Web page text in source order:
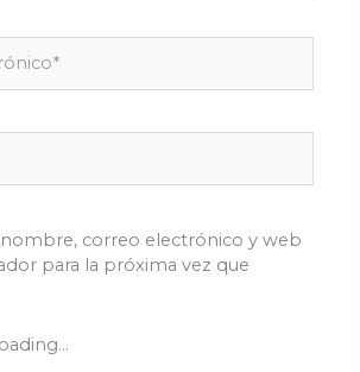
nombre, correo electrónico y web
para la próxima vez que